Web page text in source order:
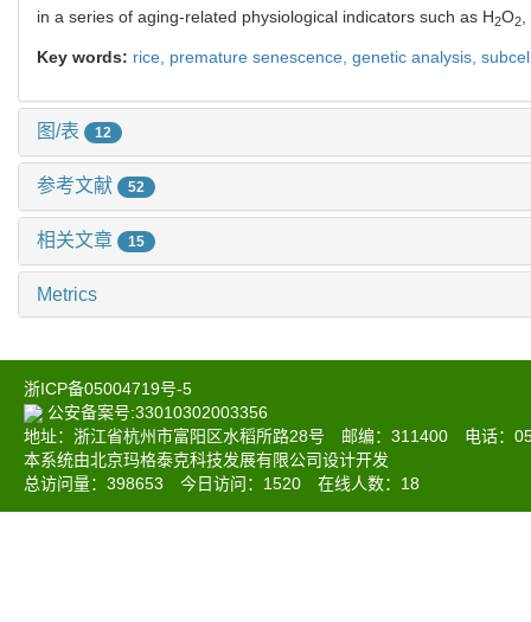
in a series of aging-related physiological indicators such as H2O2,
Key words: rice, premature senescence, genetic analysis,
图/表 12
参考文献 52
相关文章 15
Metrics
浙ICP备05004719号-5
公安备案号:33010302003356
地址：浙江省杭州市富阳区水稻所路28号 邮编：311400 电话：
本系统由北京玛格泰克科技发展有限公司设计开发
总访问量： 398653 今日访问： 1520 在线人数： 18